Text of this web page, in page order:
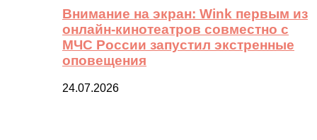
Внимание на экран: Wink первым из
онлайн-кинотеатров совместно с
МЧС России запустил экстренные
оповещения
24.07.2026